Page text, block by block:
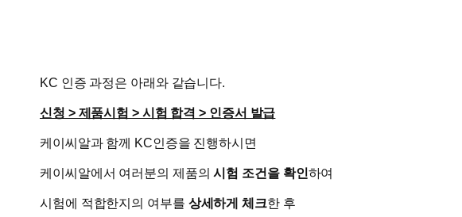
KC 인증 과정은 아래와 같습니다.
신청 > 제품시험 > 시험 합격 > 인증서 발급
케이씨알과 함께 KC인증을 진행하시면
​케이씨알에서 여러분의 제품의시험 조건을 확인하여
시험에 적합한지의 여부를 상세하게 체크한 후